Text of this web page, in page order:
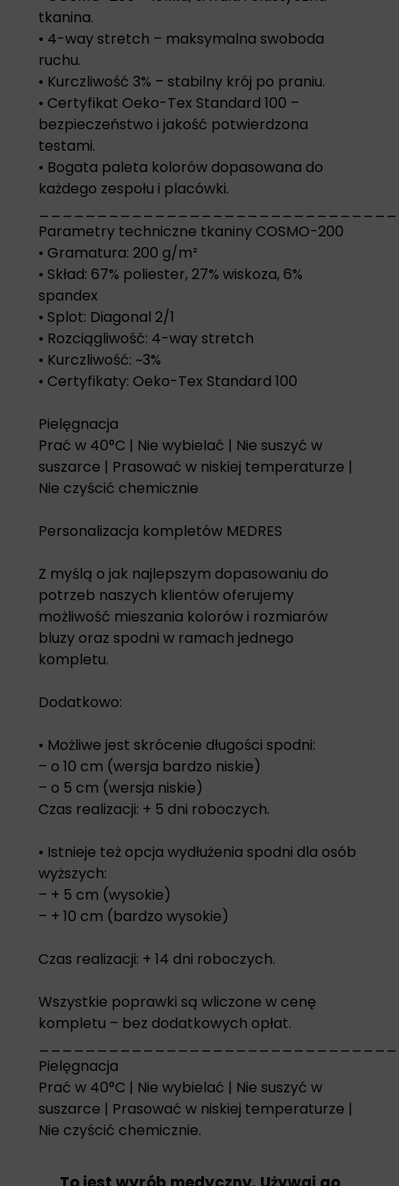
tkanina.
• 4-way stretch – maksymalna swoboda
ruchu.
• Kurczliwość 3% – stabilny krój po praniu.
• Certyfikat Oeko-Tex Standard 100 –
bezpieczeństwo i jakość potwierdzona
testami.
• Bogata paleta kolorów dopasowana do
każdego zespołu i placówki.
Parametry techniczne tkaniny COSMO-200
• Gramatura: 200 g/m²
• Skład: 67% poliester, 27% wiskoza, 6%
spandex
• Splot: Diagonal 2/1
• Rozciągliwość: 4-way stretch
• Kurczliwość: ~3%
• Certyfikaty: Oeko-Tex Standard 100
Pielęgnacja
Prać w 40°C | Nie wybielać | Nie suszyć w
suszarce | Prasować w niskiej temperaturze |
Nie czyścić chemicznie
Personalizacja kompletów MEDRES
Z myślą o jak najlepszym dopasowaniu do
potrzeb naszych klientów oferujemy
możliwość mieszania kolorów i rozmiarów
bluzy oraz spodni w ramach jednego
kompletu.
Dodatkowo:
• Możliwe jest skrócenie długości spodni:
– o 10 cm (wersja bardzo niskie)
– o 5 cm (wersja niskie)
Czas realizacji: + 5 dni roboczych.
• Istnieje też opcja wydłużenia spodni dla osób
wyższych:
– + 5 cm (wysokie)
– + 10 cm (bardzo wysokie)
Czas realizacji: + 14 dni roboczych.
Wszystkie poprawki są wliczone w cenę
kompletu – bez dodatkowych opłat.
Pielęgnacja
Prać w 40°C | Nie wybielać | Nie suszyć w
suszarce | Prasować w niskiej temperaturze |
Nie czyścić chemicznie.